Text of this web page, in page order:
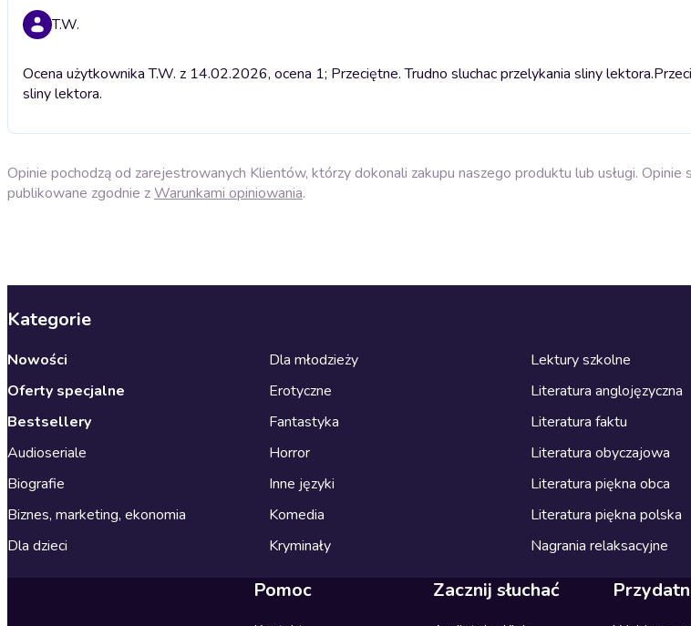
T.W.
Ocena użytkownika T.W. z 14.02.2026, ocena 1; Przeciętne. Trudno sluchac przelykania sliny lektora.
sliny lektora.
Opinie pochodzą od zarejestrowanych Klientów, którzy dokonali zakupu naszego produktu lub usługi. Opinie
publikowane zgodnie zWarunkami opiniowania.
Kategorie
Nowości
Oferty specjalne
Bestsellery
Audioseriale
Biografie
Biznes, marketing, ekonomia
Dla dzieci
Dla młodzieży
Erotyczne
Fantastyka
Horror
Inne języki
Komedia
Kryminały
Lektury szkolne
Literatura anglojęzyczna
Literatura faktu
Literatura obyczajowa
Literatura piękna obca
Literatura piękna polska
Nagrania relaksacyjne
Pomoc Zacznij słuchać